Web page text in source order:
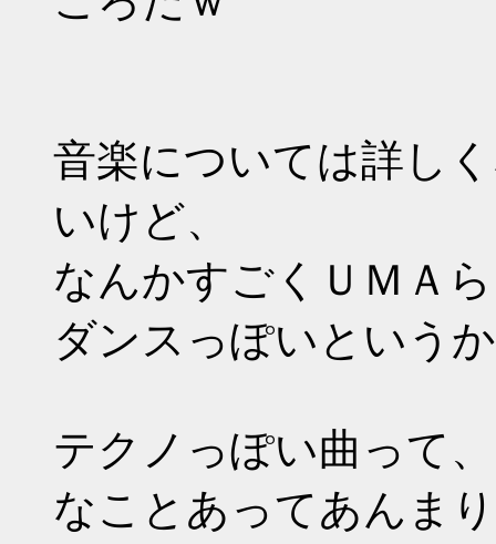
音楽については詳し
いけど、
なんかすごくＵＭＡ
ダンスっぽいという
テクノっぽい曲って
なことあってあんま